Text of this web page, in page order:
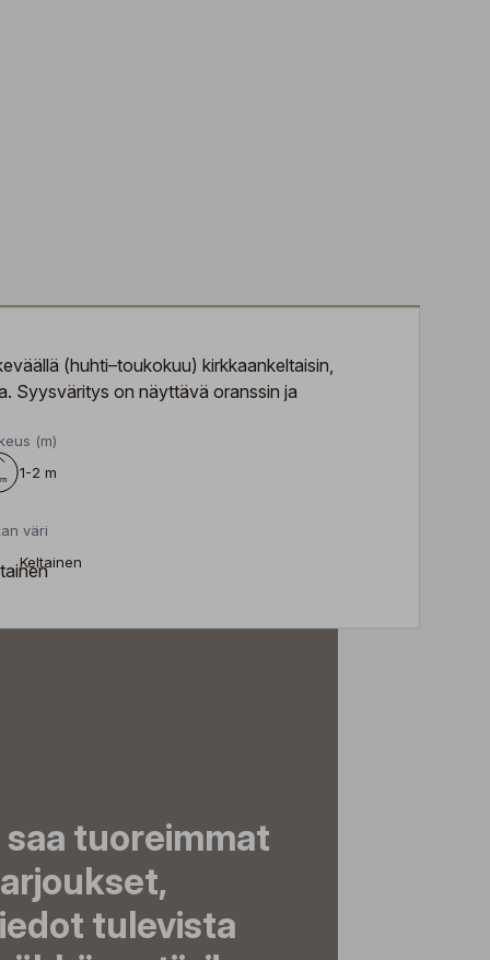
(huhti–toukokuu) kirkkaankeltaisin,
Syysväritys on näyttävä oranssin ja
(m)
1-2 m
väri
Keltainen
tuoreimmat
tulevista